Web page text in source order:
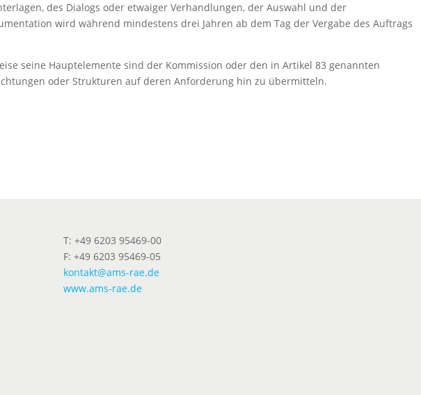
des Dialogs oder etwaiger Verhandlungen, der Auswahl und der
wird während mindestens drei Jahren ab dem Tag der Vergabe des Auftrags
seine Hauptelemente sind der Kommission oder den in Artikel 83 genannten
oder Strukturen auf deren Anforderung hin zu übermitteln.
T: +49 6203 95469-00
F: +49 6203 95469-05
kontakt@ams-rae.de
www.ams-rae.de